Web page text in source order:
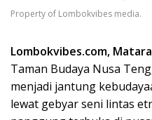
Property of Lombokvibes media.
Lombokvibes.com,
Taman Budaya Nusa
menjadi jantung
lewat gebyar seni lintas